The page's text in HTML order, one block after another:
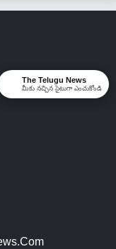
The Telugu News
మీకు నచ్చిన సైటుగా ఎంచుకోండి